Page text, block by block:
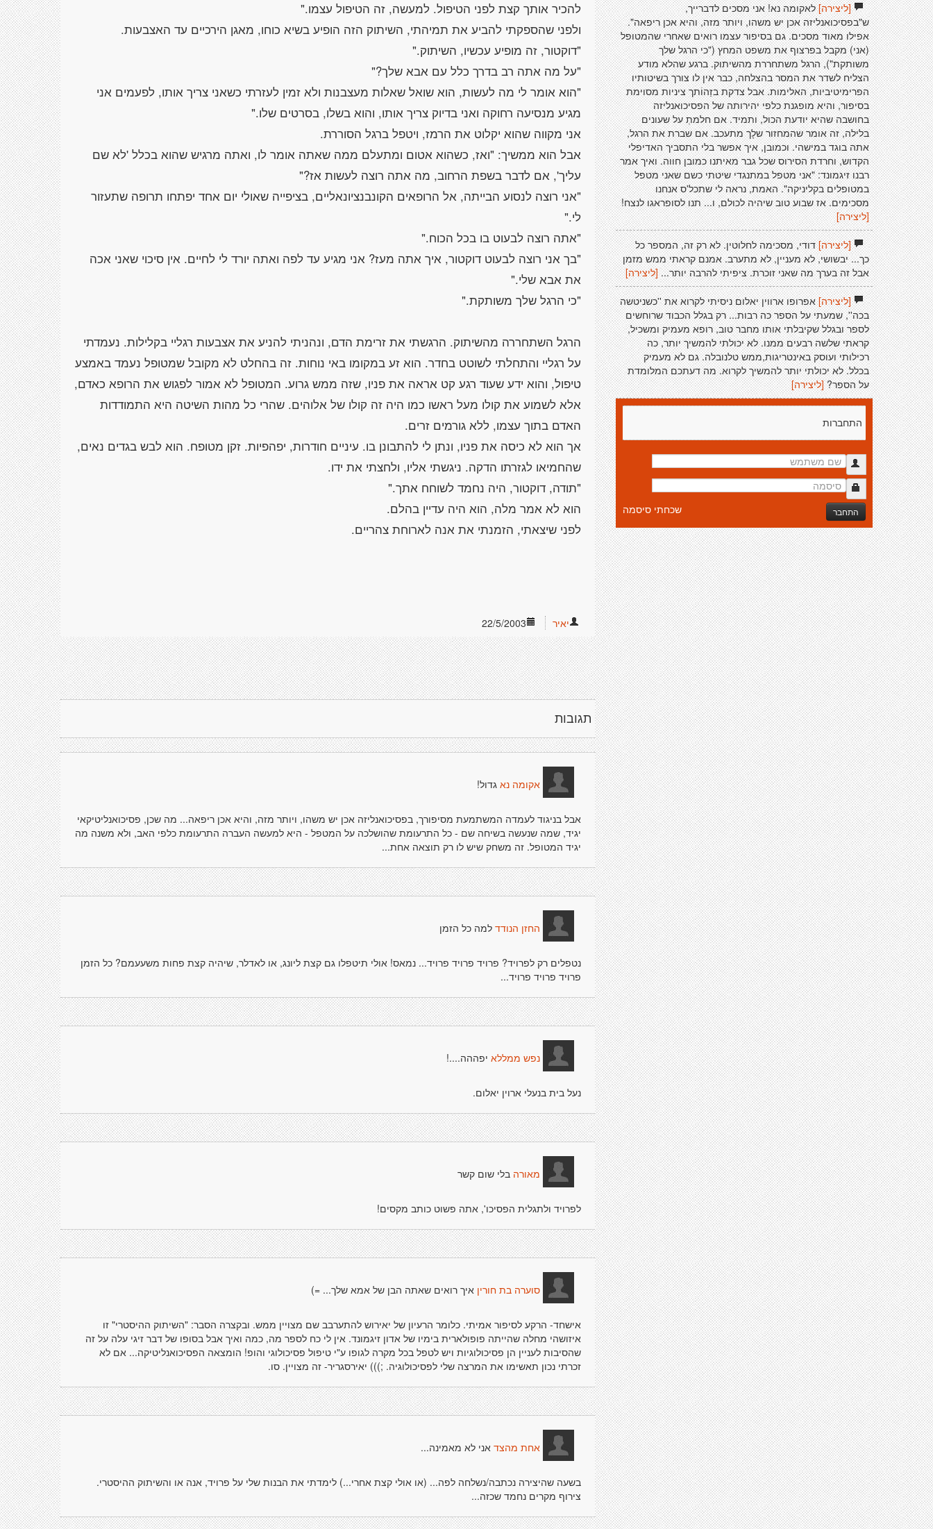
"הוא אומר לי מה לעשות, הוא שואל שאלות מעצבנות ולא זמין לעזרתי כשאני צריך אותו, לפעמים אני
אבל הוא ממשיך: "ואז, כשהוא אטום ומתעלם ממה שאתה אומר לו, ואתה מרגיש שהוא בכלל 'לא שם
"אני רוצה לנסוע הבייתה, אל הרופאים הקונבנציונאליים, בציפייה שאולי יום אחד יפתחו תרופה שתעזור
"בך אני רוצה לבעוט דוקטור, איך אתה מעז? אני מגיע עד לפה ואתה יורד לי לחיים. אין סיכוי שאני אכה
הרגל השתחררה מהשיתוק. הרגשתי את זרימת הדם, ונהניתי להניע את אצבעות רגליי בקלילות. נעמדתי
על רגליי והתחלתי לשוטט בחדר. הוא זע במקומו באי נוחות. זה בהחלט לא מקובל שמטופל נעמד באמצע
טיפול, והוא ידע שעוד רגע קט אראה את פניו, שזה ממש גרוע. המטופל לא אמור לפגוש את הרופא כאדם,
אלא לשמוע את קולו מעל ראשו כמו היה זה קולו של אלוהים. שהרי כל מהות השיטה היא התמודדות
אך הוא לא כיסה את פניו, ונתן לי להתבונן בו. עיניים חודרות, יפהפיות. זקן מטופח. הוא לבש בגדים נאים,
22/5/2003 יאיר
תגובות
אקומה נא גדול!
אבל בניגוד לעמדה המשתמעת מסיפורך, בפסיכואנליזה אכן יש משהו, ויותר מזה, והיא אכן ריפאה... מה שכן, פסיכואנליטיקאי
יגיד, שמה שנעשה בשיחה שם - כל התרעומת שהושלכה על המטפל - היא למעשה העברה התרעומת כלפי האב, ולא משנה מה
יגיד המטופל. זה משחק שיש לו רק תוצאה אחת...
החזן הנודד למה כל הזמן
נטפלים רק לפרויד? פרויד פרויד פרויד... נמאס! אולי תיטפלו גם קצת ליונג, או לאדלר, שיהיה קצת פחות משעעמם? כל הזמן
פרויד פרויד פרויד...
נפש ממללא יפההה....!
נעל בית בנעלי ארוין יאלום.
מאורה בלי שום קשר
לפרויד ולתגלית הפסיכו', אתה פשוט כותב מקסים!
סוערה בת חורין איך רואים שאתה הבן של אמא שלך... =)
אישחד- הרקע לסיפור אמיתי. כלומר הרעיון של יאירוש להתערבב שם מצויין ממש. ובקצרה הסבר: "השיתוק ההיסטרי" זו
איזושהי מחלה שהייתה פופולארית בימיו של אדון זיגמונד. אין לי כח לספר מה, כמה ואיך אבל בסופו של דבר זיגי עלה על זה
שהסיבות לעניין הן פסיכולוגיות ויש לטפל בכל מקרה לגופו ע"י טיפול פסיכולוגי והופ! הומצאה הפסיכואנליטיקה... אם לא
זכרתי נכון תאשימו את המרצה שלי לפסיכולוגיה. ;))) יאירסגריר- זה מצויין. סו.
אחת מהצד אני לא מאמינה...
בשעה שהיצירה נכתבה/נשלחה לפה... (או אולי קצת אחרי...) לימדתי את הבנות שלי על פרויד, אנה או והשיתוק ההיסטרי.
צירוף מקרים נחמד שכזה...
[ליצירה]לאקומה נא! אני מסכים לדברייך,
ש"בפסיכואנליזה אכן יש משהו, ויותר מזה, והיא אכן ריפאה".
אפילו מאוד מסכים. גם בסיפור עצמו רואים שאחרי שהמטופל
(אני) מקבל בפרצוף את משפט המחץ ("כי הרגל שלך
משותקת"), הרגל משתחררת מהשיתוק. ברגע שהלא מודע
הצליח לשדר את המסר בהצלחה, כבר אין לו צורך בשיטותיו
הפרימיטיביות, האלימות. אבל צדקת בזַהוֹתך ציניות מסוימת
בסיפור, והיא מופגנת כלפי יהירותה של הפסיכואנליזה
בחושבה שהיא יודעת הכול, ותמיד. אם חלמתְ על שעונים
בלילה, זה אומר שהמחזור שלָך מתעכב. אם שברת את הרגל,
אתה בוגד במישהי. וכמובן, איך אפשר בלי התסביך האדיפלי
הקדוש, וחרדת הסירוס שכל גבר מאיתנו כמובן חווה. ואיך אמר
רבנו זיגמונד: "אני מטפל במתנגדי שיטתי כשם שאני מטפל
במטופלים בקליניקה". האמת, נראה לי שתכל'ס אנחנו
מסכימים. אז שבוע טוב שיהיה לכולם, ו... תנו לסופראגו לנצח!
[ליצירה]
[ליצירה]דודי, מסכימה לחלוטין. לא רק זה, המספר כל
כך... יבשושי, לא מעניין, לא מתערב. אמנם קראתי ממש מזמן
אבל זה בערך מה שאני זוכרת. ציפיתי להרבה יותר... [ליצירה]
[ליצירה]אפרופו ארווין יאלום ניסיתי לקרוא את ''כשניטשה
בכה'', שמעתי על הספר כה רבות... רק בגלל הכבוד שרוחשים
לספר ובגלל שקיבלתי אותו מחבר טוב, רופא מעמיק ומשכיל,
קראתי שלשה רבעים ממנו. לא יכולתי להמשיך יותר, כה
רכילותי ועוסק באינטריגות,ממש טלנובלה. גם לא מעמיק
בכלל. לא יכולתי יותר להמשיך לקרוא. מה דעתכם המלומדת
על הספר? [ליצירה]
התחברות
התחבר שכחתי סיסמה